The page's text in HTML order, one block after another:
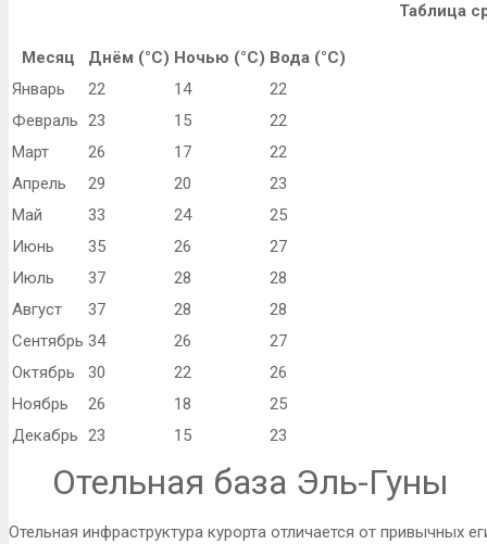
Таблица
Месяц Днём (°C) Ночью (°C) Вода (°C)
Январь
22 14
22
Февраль 23 15
22
Март
26 17
22
Апрель
29 20
23
Май
33 24
25
Июнь
35 26
27
Июль
37 28
28
Август
37 28
28
Сентябрь 34 26
27
Октябрь
30 22
26
Ноябрь
26 18
25
Декабрь 23 15 23
Отельная база Эль-Гуны
Отельная инфраструктура курорта отличается от привычных